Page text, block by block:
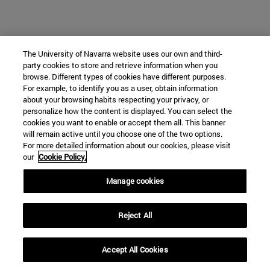
The University of Navarra website uses our own and third-
party cookies to store and retrieve information when you
browse. Different types of cookies have different purposes.
For example, to identify you as a user, obtain information
about your browsing habits respecting your privacy, or
personalize how the content is displayed. You can select the
cookies you want to enable or accept them all. This banner
will remain active until you choose one of the two options.
For more detailed information about our cookies, please visit
our Cookie Policy.
Manage cookies
Reject All
Accept All Cookies